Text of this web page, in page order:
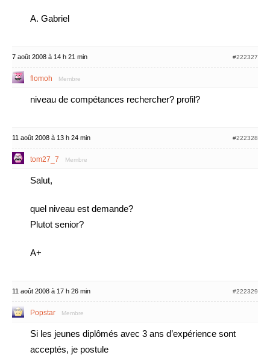
A. Gabriel
7 août 2008 à 14 h 21 min #222327
flomoh Membre
niveau de compétances rechercher? profil?
11 août 2008 à 13 h 24 min #222328
tom27_7 Membre
Salut,
quel niveau est demande?
Plutot senior?
A+
11 août 2008 à 17 h 26 min #222329
Popstar Membre
Si les jeunes diplômés avec 3 ans d’expérience sont
acceptés, je postule